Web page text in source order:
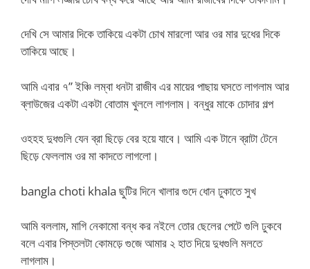
দেখি সে আমার দিকে তাকিয়ে একটা চোখ মারলো আর ওর মার দুধের দিকে
তাকিয়ে আছে।
আমি এবার ৭” ইঞ্চি লম্বা ধনটা রাজীব এর মায়ের পাছায় ঘসতে লাগলাম আর
ব্লাউজের একটা একটা বোতাম খুললে লাগলাম। বন্ধুর মাকে চোদার গল্প
ওহহহ দুধগুলি যেন ব্রা ছিড়ে বের হয়ে যাবে। আমি এক টানে ব্রাটা টেনে
ছিড়ে ফেললাম ওর মা কাদতে লাগলো।
bangla choti khala ছুটির দিনে খালার গুদে ধোন ঢুকাতে সুখ
আমি বললাম, মাগি নেকামো বন্ধ কর নইলে তোর ছেলের পেটে গুলি ঢুকবে
বলে এবার পিস্তলটা কোমড়ে গুজে আমার ২ হাত দিয়ে দুধগুলি মলতে
লাগলাম।